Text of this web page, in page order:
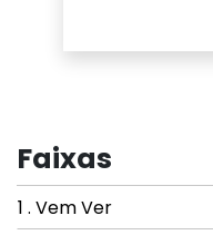
Faixas
1 . Vem Ver